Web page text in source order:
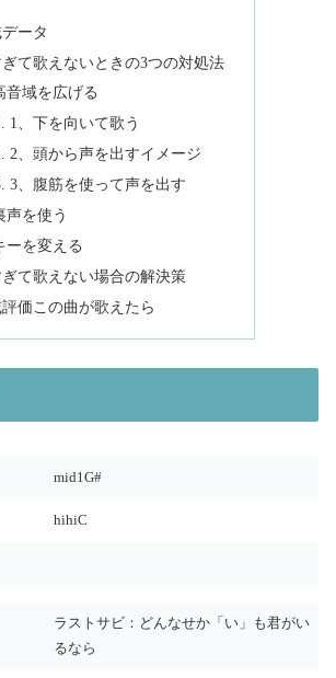
ータ
て歌えないときの3つの対処法
音域を広げる
1、下を向いて歌う
2、頭から声を出すイメージ
3、腹筋を使って声を出す
声を使う
ーを変える
て歌えない場合の解決策
価この曲が歌えたら
mid1G#
hihiC
ラストサビ：どんなせか「い」も君がい
るなら